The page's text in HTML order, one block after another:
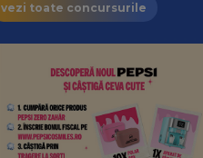
vezi toate concursurile